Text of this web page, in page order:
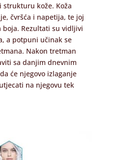
strukturu kože. Koža
čvršća i napetija, te joj
boja. Rezultati su vidljivi
a potpuni učinak se
Nakon tretman
sa danjim dnevnim
će njegovo izlaganje
na njegovu tek